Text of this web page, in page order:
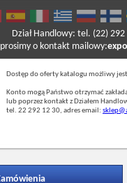
o kontakt mailowy:
Dział Handlowy: tel. (22)
Dostęp do oferty katalogu możliwy
Konto mogą Państwo otrzymać
lub poprzez kontakt z Działem
tel. 22 292 12 30, adres email: